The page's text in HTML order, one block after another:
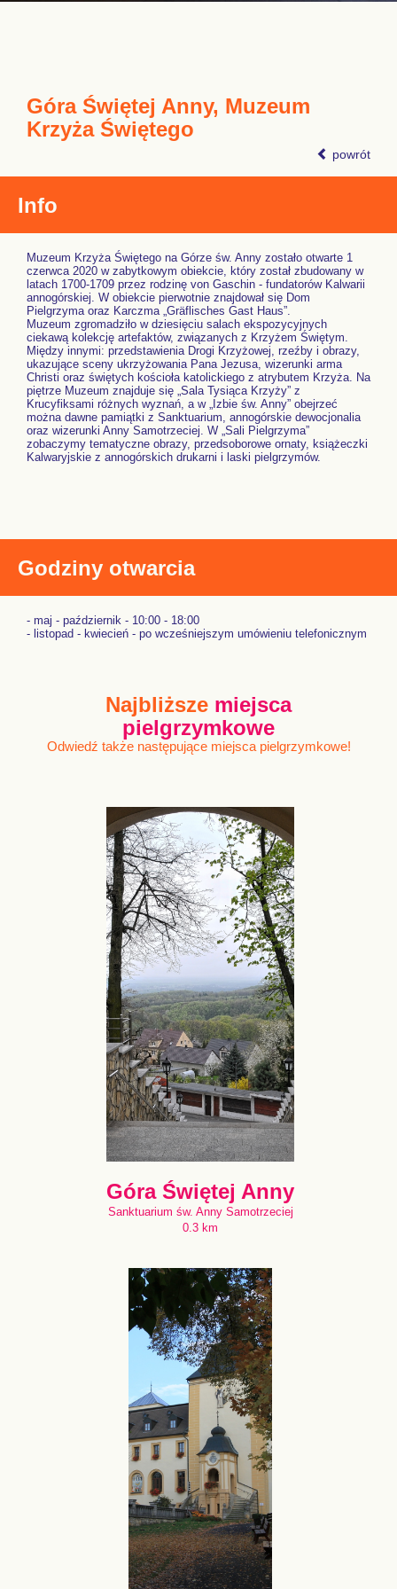
Góra Świętej Anny, Muzeum
Krzyża Świętego
powrót
Info
Muzeum Krzyża Świętego na Górze św. Anny zostało otwarte 1
czerwca 2020 w zabytkowym obiekcie, który został zbudowany w
latach 1700-1709 przez rodzinę von Gaschin - fundatorów Kalwarii
annogórskiej. W obiekcie pierwotnie znajdował się Dom
Pielgrzyma oraz Karczma „Gräflisches Gast Haus”.
Muzeum zgromadziło w dziesięciu salach ekspozycyjnych
ciekawą kolekcję artefaktów, związanych z Krzyżem Świętym.
Między innymi: przedstawienia Drogi Krzyżowej, rzeźby i obrazy,
ukazujące sceny ukrzyżowania Pana Jezusa, wizerunki arma
Christi oraz świętych kościoła katolickiego z atrybutem Krzyża. Na
piętrze Muzeum znajduje się „Sala Tysiąca Krzyży” z
Krucyfiksami różnych wyznań, a w „Izbie św. Anny” obejrzeć
można dawne pamiątki z Sanktuarium, annogórskie dewocjonalia
oraz wizerunki Anny Samotrzeciej. W „Sali Pielgrzyma”
zobaczymy tematyczne obrazy, przedsoborowe ornaty, książeczki
Kalwaryjskie z annogórskich drukarni i laski pielgrzymów.
Godziny otwarcia
- maj - październik - 10:00 - 18:00
- listopad - kwiecień - po wcześniejszym umówieniu telefonicznym
Najbliższe miejsca
pielgrzymkowe
Odwiedź także następujące miejsca pielgrzymkowe!
Góra Świętej Anny
Sanktuarium św. Anny Samotrzeciej
0.3 km